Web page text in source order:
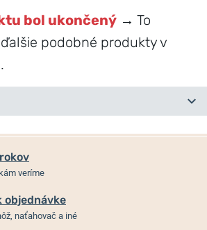
bol ukončený → To
podobné produkty v
NA PREDAJNI
veríme
objednávke
naťahovač a iné